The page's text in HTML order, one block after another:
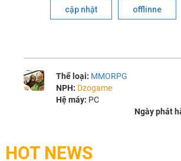
cập nhật offlinne
Thể loại: MMORPG
NPH: Dzogame
Hệ máy: PC
Ngày phát
HOT NEWS